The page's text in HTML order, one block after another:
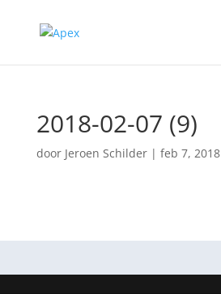
2018-02-07 (9)
door Jeroen Schilder| feb 7, 2018